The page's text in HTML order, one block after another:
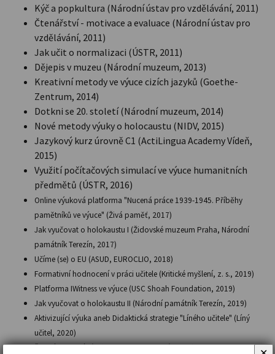
Kýč a popkultura (Národní ústav pro vzdělávání, 2011)
Čtenářství - motivace a evaluace (Národní ústav pro
vzdělávání, 2011)
Jak učit o normalizaci (ÚSTR, 2011)
Dějepis v muzeu (Národní muzeum, 2013)
Kreativní metody ve výuce cizích jazyků (Goethe-
Zentrum, 2014)
Dotkni se 20. století (Národní muzeum, 2014)
Nové metody výuky o holocaustu (NIDV, 2015)
Jazykový kurz úrovně C1 (ActiLingua Academy Vídeň,
2015)
Využití počítačových simulací ve výuce humanitních
předmětů (ÚSTR, 2016)
Online výuková platforma "Nucená práce 1939-1945. Příběhy
pamětníků ve výuce" (Živá paměť, 2017)
Jak vyučovat o holokaustu I (Židovské muzeum Praha, Národní
památník Terezín, 2017)
Učíme (se) o EU (ASUD, EUROCLIO, 2018)
Formativní hodnocení v práci učitele (Kritické myšlení, z. s., 2019)
Platforma IWitness ve výuce (USC Shoah Foundation, 2019)
Jak vyučovat o holokaustu II (Národní památník Terezín, 2019)
Aktivizující výuka aneb Didaktická strategie "Líného učitele" (Líný
učitel, 2020)
Školní a vnitřní řád (Mgr. Michaela Veselá, 2020)